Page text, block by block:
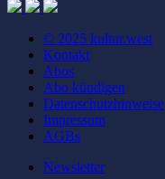
© 2025 kultur.west
Kontakt
Abos
Abo kündigen
Datenschutzhinweise
Impressum
AGBs
Newsletter